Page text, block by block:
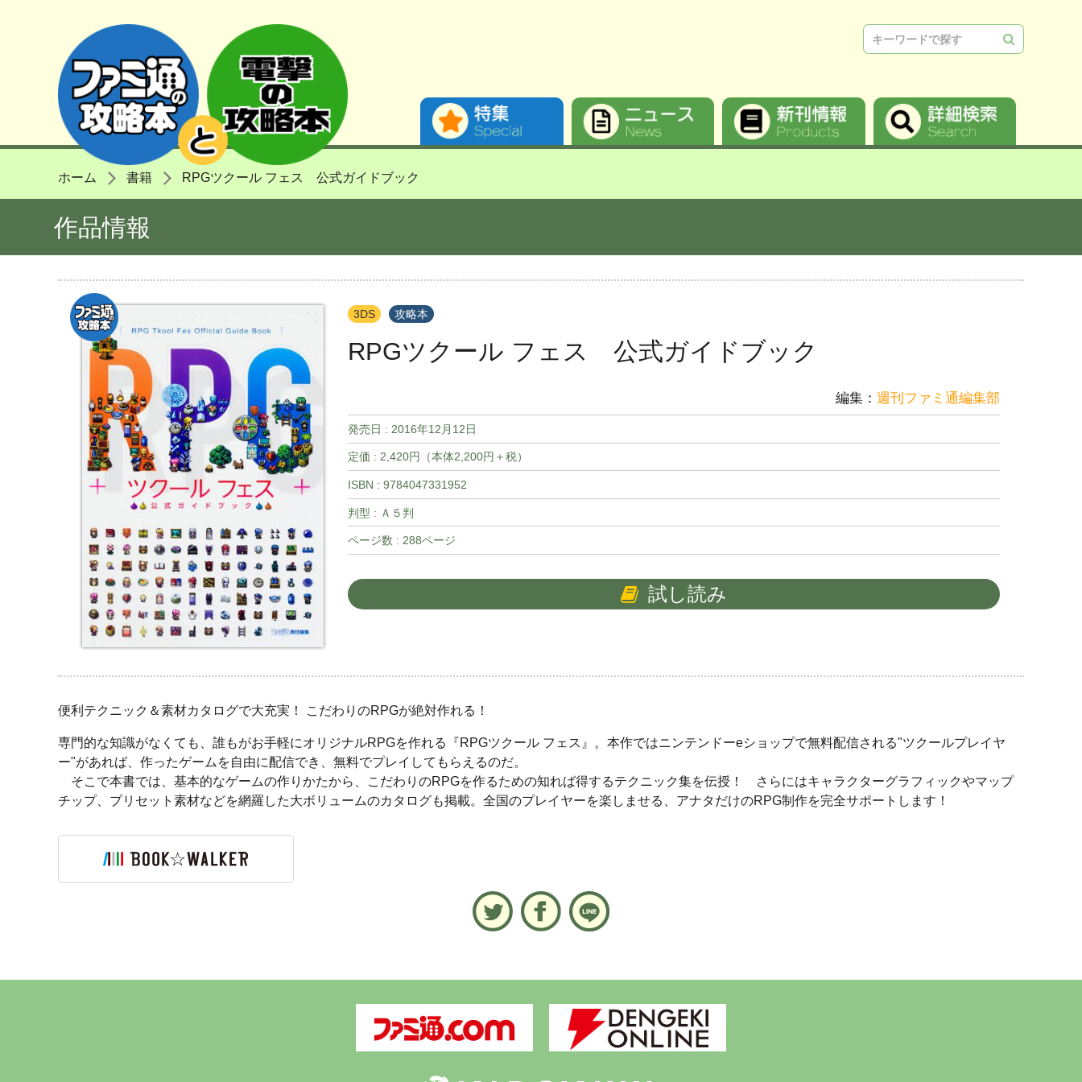
ホーム 書籍 RPGツクール フェス 公式ガイドブック
作品情報
3DS 攻略本
RPGツクール フェス 公式ガイドブック
編集： 週刊ファミ通編集部
発売日 : 2016年12月12日
定価 : 2,420円（本体2,200円＋税）
ISBN : 9784047331952
判型 : Ａ５判
ページ数 : 288ページ
試し読み
便利テクニック＆素材カタログで大充実！ こだわりのRPGが絶対作れる！
専門的な知識がなくても、誰もがお手軽にオリジナルRPGを作れる『RPGツクール フェス』。本作ではニンテンドーeショップで無料配信される"ツクールプレイヤ
ー"があれば、作ったゲームを自由に配信でき、無料でプレイしてもらえるのだ。
そこで本書では、基本的なゲームの作りかたから、こだわりのRPGを作るための知れば得するテクニック集を伝授！ さらにはキャラクターグラフィックやマップ
チップ、プリセット素材などを網羅した大ボリュームのカタログも掲載。全国のプレイヤーを楽しませる、アナタだけのRPG制作を完全サポートします！